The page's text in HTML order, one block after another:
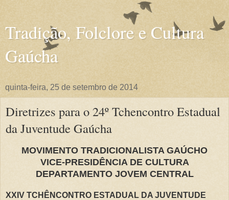
Tradição, Folclore e Cultura
Gaúcha
quinta-feira, 25 de setembro de 2014
Diretrizes para o 24º Tchencontro Estadual
da Juventude Gaúcha
MOVIMENTO TRADICIONALISTA GAÚCHO
VICE-PRESIDÊNCIA DE CULTURA
DEPARTAMENTO JOVEM CENTRAL
XXIV TCHÊNCONTRO ESTADUAL DA JUVENTUDE